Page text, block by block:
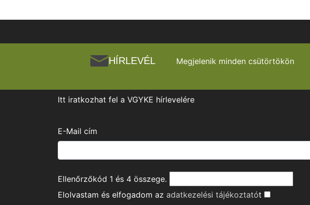
HÍRLEVÉL Megjelenik minden csütörtökön
Itt iratkozhat fel a VGYKE hírlevelére
E-Mail cím
Ellenőrzőkód 1 és 4 összege.
Elolvastam és elfogadom az adatkezelési tájékoztatót